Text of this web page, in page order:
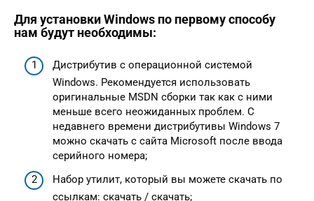
Для установки Windows по первому способу
нам будут необходимы:
Дистрибутив с операционной системой
Windows. Рекомендуется использовать
оригинальные MSDN сборки так как с ними
меньше всего неожиданных проблем. С
недавнего времени дистрибутивы Windows 7
можно скачать с сайта Microsoft после ввода
серийного номера;
Набор утилит, который вы можете скачать по
ссылкам: скачать / скачать;